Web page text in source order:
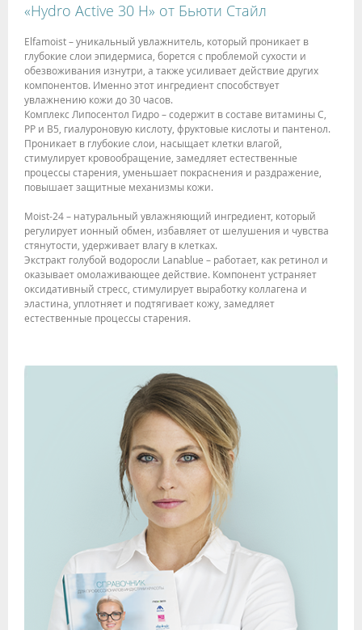
«Hydro Active 30 H» от Бьюти Стайл
Elfamoist – уникальный увлажнитель, который проникает в
глубокие слои эпидермиса, борется с проблемой сухости и
обезвоживания изнутри, а также усиливает действие других
компонентов. Именно этот ингредиент способствует
увлажнению кожи до 30 часов.
Комплекс Липосентол Гидро – содержит в составе витамины С,
РР и В5, гиалуроновую кислоту, фруктовые кислоты и пантенол.
Проникает в глубокие слои, насыщает клетки влагой,
стимулирует кровообращение, замедляет естественные
процессы старения, уменьшает покраснения и раздражение,
повышает защитные механизмы кожи.
Moist-24 – натуральный увлажняющий ингредиент, который
регулирует ионный обмен, избавляет от шелушения и чувства
стянутости, удерживает влагу в клетках.
Экстракт голубой водоросли Lanablue – работает, как ретинол и
оказывает омолаживающее действие. Компонент устраняет
оксидативный стресс, стимулирует выработку коллагена и
эластина, уплотняет и подтягивает кожу, замедляет
естественные процессы старения.